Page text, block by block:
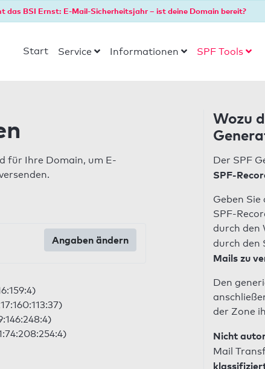
das BSI Ernst: E-Mail-Sicherheitsjahr – ist deine Domain bereit?
Start Service Informationen SPF Tools
für Ihre Domain, um E-
Angaben ändern
Wozu
Der SPF
SPF-
Geben
SPF-
durch den
durch den
Mails zu
Den
der Zone
Nicht
Mail